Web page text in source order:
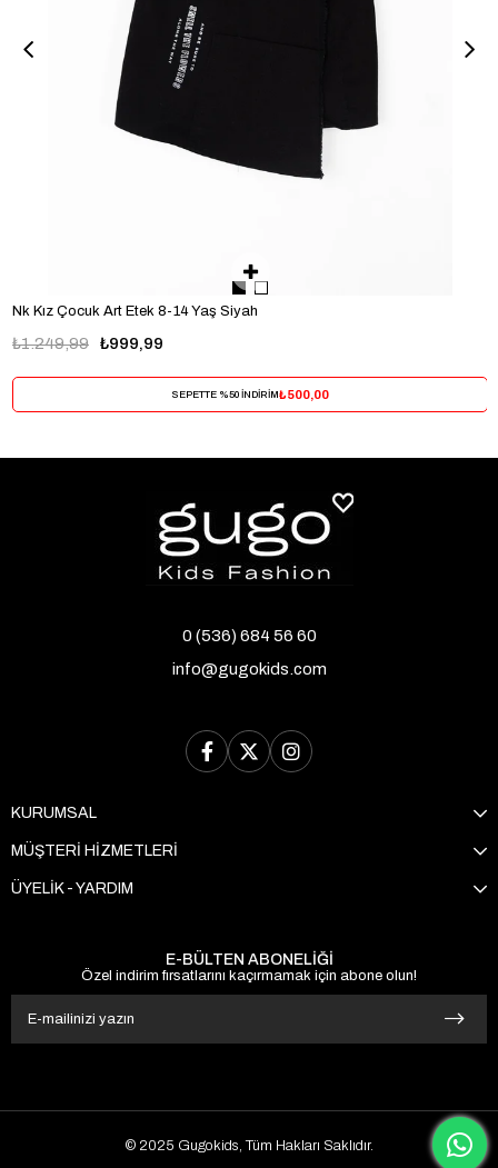
Nk Kız Çocuk Art Etek 8-14 Yaş Siyah
₺999,99
₺1.249,99
SEPETTE %50 İNDİRİM₺500,00
0 (536) 684 56 60
info@gugokids.com
KURUMSAL
MÜŞTERİ HİZMETLERİ
ÜYELİK - YARDIM
E-BÜLTEN ABONELİĞİ
Özel indirim fırsatlarını kaçırmamak için abone olun!
© 2025 Gugokids, Tüm Hakları Saklıdır.